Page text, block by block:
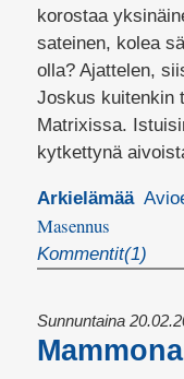
korostaa
sateinen, kolea
olla? Ajattelen,
Joskus kuitenkin
Matrixissa.
kytkettynä
Arkielämää
Masennus
Kommentit(1)
Sunnuntaina